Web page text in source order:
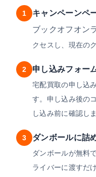
1
キャンペーンペ
ブックオフオン
クセスし、現在の
2 申し込みフォー
宅配買取の申し込
す。申し込み後の
し込み前に確認し
3 ダンボールに詰
ダンボールが無料
ライバーに渡すだ